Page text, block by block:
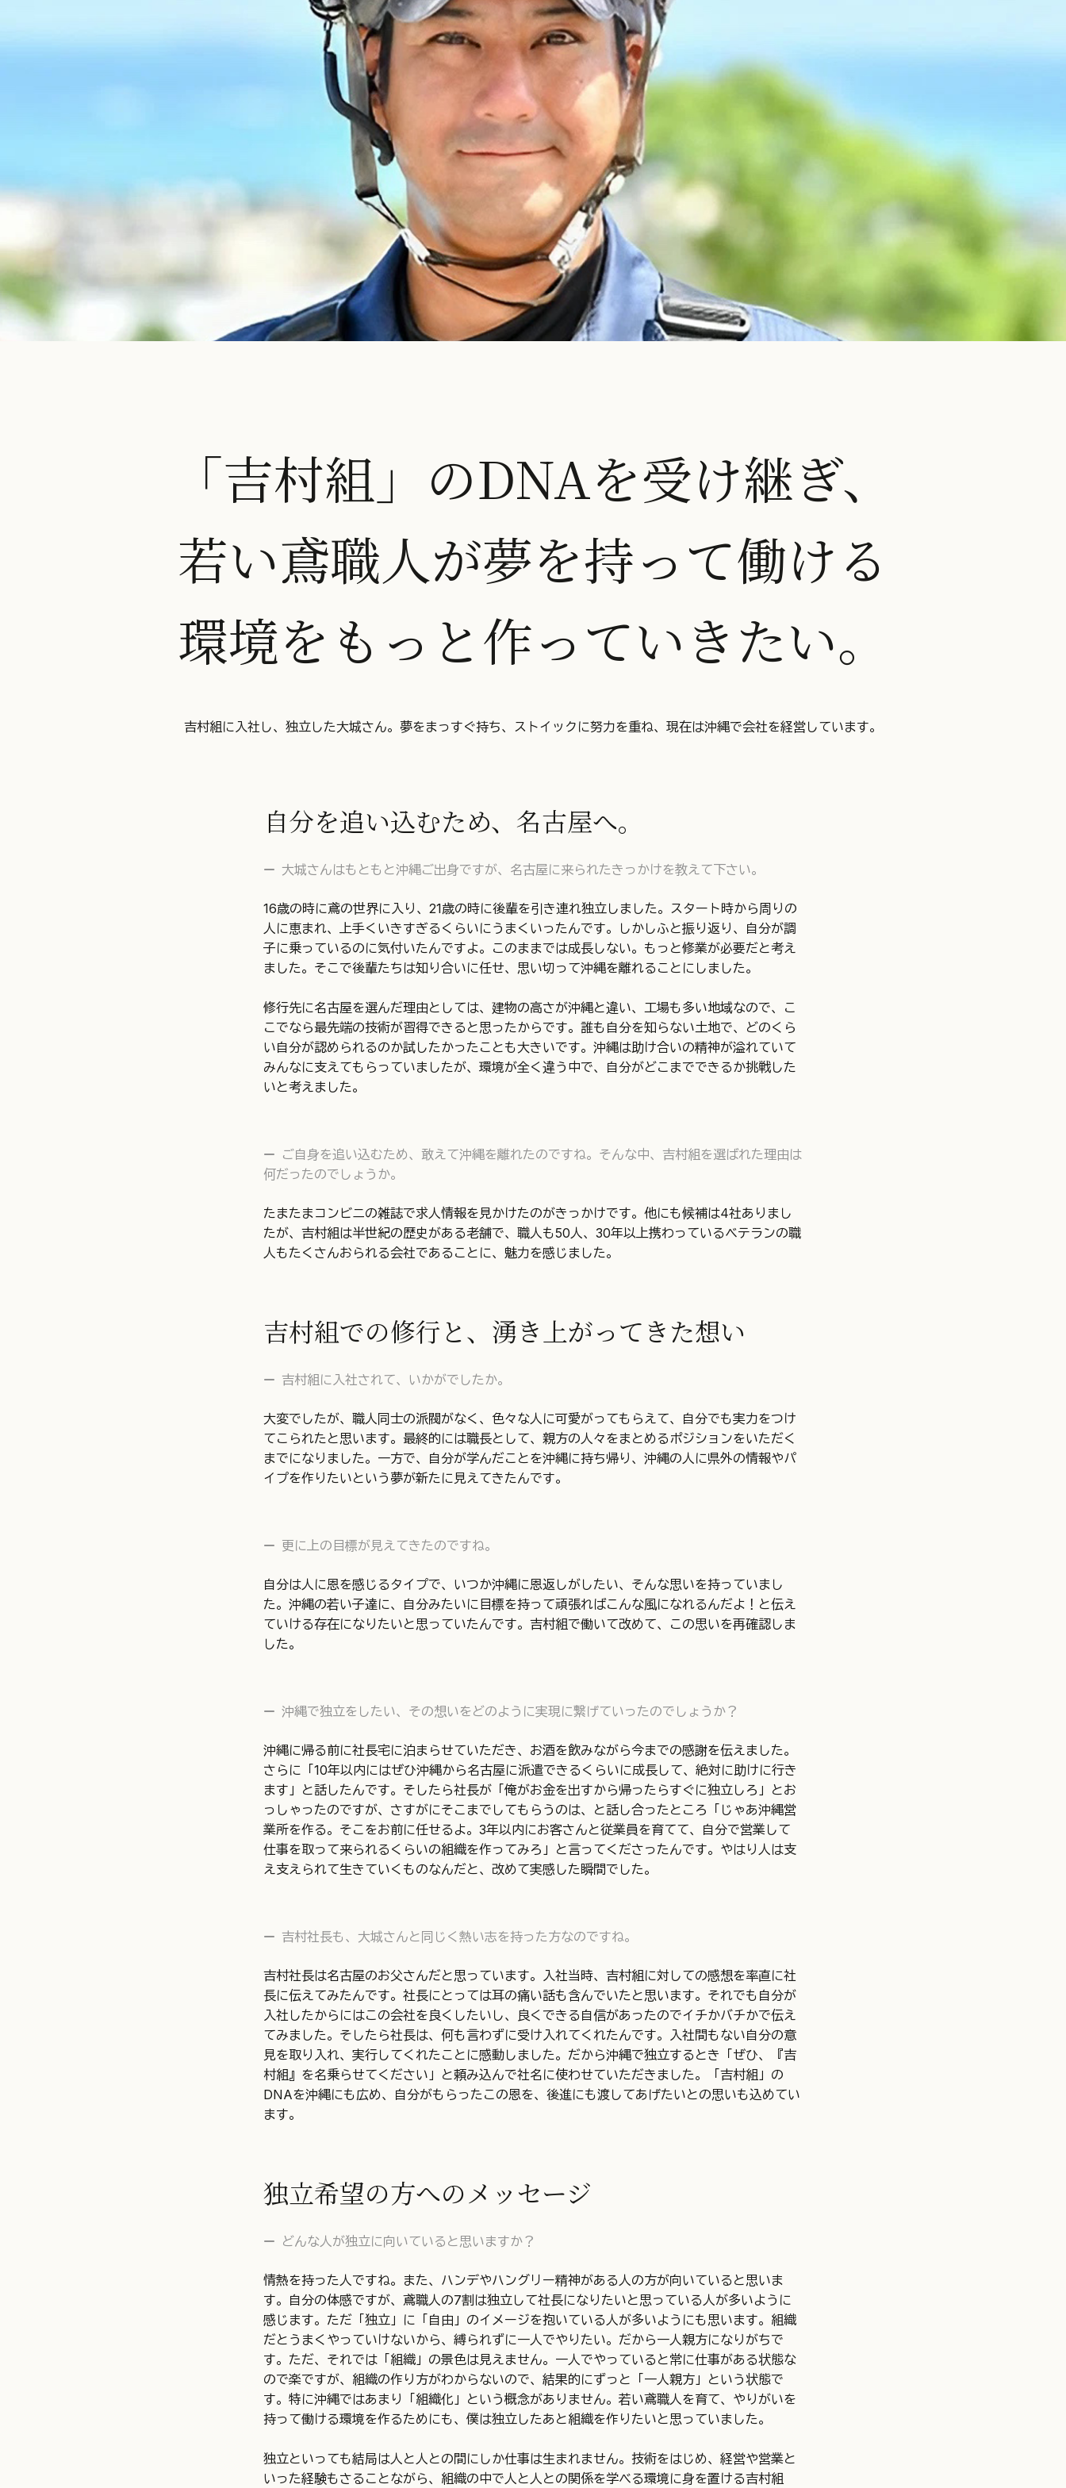
「吉村組」のDNAを受け継ぎ、
若い鳶職人が夢を持って働ける
環境をもっと作っていきたい。
吉村組に入社し、独立した大城さん。夢をまっすぐ持ち、ストイックに努力を重ね、現在は沖縄で会社を経営しています。
自分を追い込むため、名古屋へ。
大城さんはもともと沖縄ご出身ですが、名古屋に来られたきっかけを教えて下さい。
16歳の時に鳶の世界に入り、21歳の時に後輩を引き連れ独立しました。スタート時から周りの
人に恵まれ、上手くいきすぎるくらいにうまくいったんです。しかしふと振り返り、自分が調
子に乗っているのに気付いたんですよ。このままでは成長しない。もっと修業が必要だと考え
ました。そこで後輩たちは知り合いに任せ、思い切って沖縄を離れることにしました。
修行先に名古屋を選んだ理由としては、建物の高さが沖縄と違い、工場も多い地域なので、こ
こでなら最先端の技術が習得できると思ったからです。誰も自分を知らない土地で、どのくら
い自分が認められるのか試したかったことも大きいです。沖縄は助け合いの精神が溢れていて
みんなに支えてもらっていましたが、環境が全く違う中で、自分がどこまでできるか挑戦した
いと考えました。
ご自身を追い込むため、敢えて沖縄を離れたのですね。そんな中、吉村組を選ばれた理由は
何だったのでしょうか。
たまたまコンビニの雑誌で求人情報を見かけたのがきっかけです。他にも候補は4社ありまし
たが、吉村組は半世紀の歴史がある老舗で、職人も50人、30年以上携わっているベテランの職
人もたくさんおられる会社であることに、魅力を感じました。
吉村組での修行と、湧き上がってきた想い
吉村組に入社されて、いかがでしたか。
大変でしたが、職人同士の派閥がなく、色々な人に可愛がってもらえて、自分でも実力をつけ
てこられたと思います。最終的には職長として、親方の人々をまとめるポジションをいただく
までになりました。一方で、自分が学んだことを沖縄に持ち帰り、沖縄の人に県外の情報やパ
イプを作りたいという夢が新たに見えてきたんです。
更に上の目標が見えてきたのですね。
自分は人に恩を感じるタイプで、いつか沖縄に恩返しがしたい、そんな思いを持っていまし
た。沖縄の若い子達に、自分みたいに目標を持って頑張ればこんな風になれるんだよ！と伝え
ていける存在になりたいと思っていたんです。吉村組で働いて改めて、この思いを再確認しま
した。
沖縄で独立をしたい、その想いをどのように実現に繋げていったのでしょうか？
沖縄に帰る前に社長宅に泊まらせていただき、お酒を飲みながら今までの感謝を伝えました。
さらに「10年以内にはぜひ沖縄から名古屋に派遣できるくらいに成長して、絶対に助けに行き
ます」と話したんです。そしたら社長が「俺がお金を出すから帰ったらすぐに独立しろ」とお
っしゃったのですが、さすがにそこまでしてもらうのは、と話し合ったところ「じゃあ沖縄営
業所を作る。そこをお前に任せるよ。3年以内にお客さんと従業員を育てて、自分で営業して
仕事を取って来られるくらいの組織を作ってみろ」と言ってくださったんです。やはり人は支
え支えられて生きていくものなんだと、改めて実感した瞬間でした。
吉村社長も、大城さんと同じく熱い志を持った方なのですね。
吉村社長は名古屋のお父さんだと思っています。入社当時、吉村組に対しての感想を率直に社
長に伝えてみたんです。社長にとっては耳の痛い話も含んでいたと思います。それでも自分が
入社したからにはこの会社を良くしたいし、良くできる自信があったのでイチかバチかで伝え
てみました。そしたら社長は、何も言わずに受け入れてくれたんです。入社間もない自分の意
見を取り入れ、実行してくれたことに感動しました。だから沖縄で独立するとき「ぜひ、『吉
村組』を名乗らせてください」と頼み込んで社名に使わせていただきました。「吉村組」の
DNAを沖縄にも広め、自分がもらったこの恩を、後進にも渡してあげたいとの思いも込めてい
ます。
独立希望の方へのメッセージ
どんな人が独立に向いていると思いますか？
情熱を持った人ですね。また、ハンデやハングリー精神がある人の方が向いていると思いま
す。自分の体感ですが、鳶職人の7割は独立して社長になりたいと思っている人が多いように
感じます。ただ「独立」に「自由」のイメージを抱いている人が多いようにも思います。組織
だとうまくやっていけないから、縛られずに一人でやりたい。だから一人親方になりがちで
す。ただ、それでは「組織」の景色は見えません。一人でやっていると常に仕事がある状態な
ので楽ですが、組織の作り方がわからないので、結果的にずっと「一人親方」という状態で
す。特に沖縄ではあまり「組織化」という概念がありません。若い鳶職人を育て、やりがいを
持って働ける環境を作るためにも、僕は独立したあと組織を作りたいと思っていました。
独立といっても結局は人と人との間にしか仕事は生まれません。技術をはじめ、経営や営業と
いった経験もさることながら、組織の中で人と人との関係を学べる環境に身を置ける吉村組